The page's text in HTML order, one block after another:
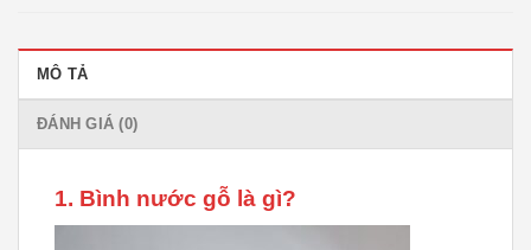
MÔ TẢ
ĐÁNH GIÁ (0)
1. Bình nước gỗ là gì?